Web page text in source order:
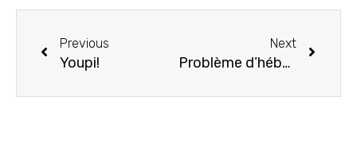
Previous
Youpi!
Next
Problème d’hébergeur!